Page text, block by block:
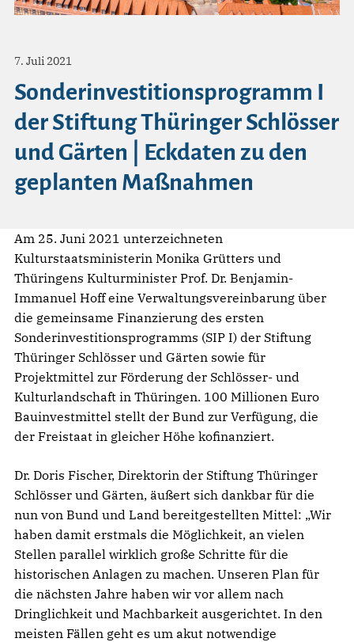
7. Juli 2021
Sonderinvestitionsprogramm I
der Stiftung Thüringer Schlösser
und Gärten | Eckdaten zu den
geplanten Maßnahmen
Am 25. Juni 2021 unterzeichneten
Kulturstaatsministerin Monika Grütters und
Thüringens Kulturminister Prof. Dr. Benjamin-
Immanuel Hoff eine Verwaltungsvereinbarung über
die gemeinsame Finanzierung des ersten
Sonderinvestitionsprogramms (SIP I) der Stiftung
Thüringer Schlösser und Gärten sowie für
Projektmittel zur Förderung der Schlösser- und
Kulturlandschaft in Thüringen. 100 Millionen Euro
Bauinvestmittel stellt der Bund zur Verfügung, die
der Freistaat in gleicher Höhe kofinanziert.
Dr. Doris Fischer, Direktorin der Stiftung Thüringer
Schlösser und Gärten, äußert sich dankbar für die
nun von Bund und Land bereitgestellten Mittel: „Wir
haben damit erstmals die Möglichkeit, an vielen
Stellen parallel wirklich große Schritte für die
historischen Anlagen zu machen. Unseren Plan für
die nächsten Jahre haben wir vor allem nach
Dringlichkeit und Machbarkeit ausgerichtet. In den
meisten Fällen geht es um akut notwendige